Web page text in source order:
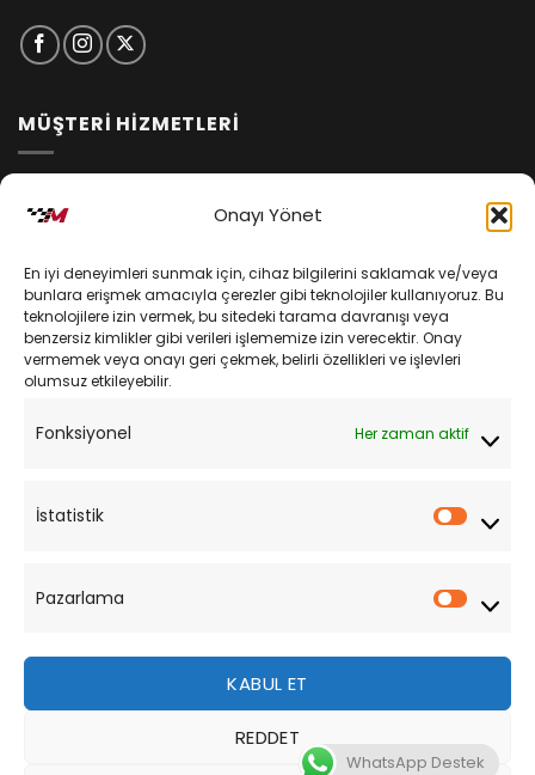
Onayı Yönet
En iyi deneyimleri sunmak için, cihaz bilgilerini saklamak ve/veya
bunlara erişmek amacıyla çerezler gibi teknolojiler kullanıyoruz. Bu
teknolojilere izin vermek, bu sitedeki tarama davranışı veya
benzersiz kimlikler gibi verileri işlememize izin verecektir. Onay
vermemek veya onayı geri çekmek, belirli özellikleri ve işlevleri
olumsuz etkileyebilir.
Fonksiyonel Her zaman aktif
İstatistik
Pazarlama
KABUL ET
REDDET
MÜŞTERİ HİZMETLERİ
Kişisel Verilerin Korunması
Mesafeli Satış Sözleşmesi
Sipariş Takibi
Bu site, size daha iyi bir tarama deneyimi sunmak için
çerezler kullanmaktadır. Bu web sitesinde gezinerek,
WhatsApp Destek